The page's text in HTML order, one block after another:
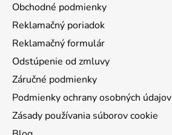
Obchodné podmienky
Reklamačný poriadok
Reklamačný formulár
Odstúpenie od zmluvy
Záručné podmienky
Podmienky ochrany osobných údajov
Zásady používania súborov cookie